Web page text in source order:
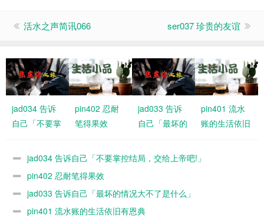
活水之声简讯066 ser037 珍贵的友谊
jad034 告诉
自己「不要掌
上帝吧!」
pin402 忍耐
笔得果效
jad033 告诉
自己「最坏的
什么」
pin401 流水
账的生活依旧
jad034 告诉自己「不要掌控结局，交给上帝吧!」
pin402 忍耐笔得果效
jad033 告诉自己「最坏的情况大不了是什么」
pin401 流水账的生活依旧有恩典